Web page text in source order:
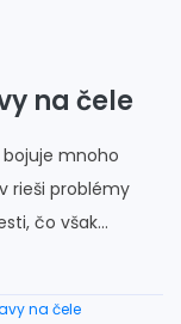
na čele
mnoho
rieši problémy
čo však...
na čele